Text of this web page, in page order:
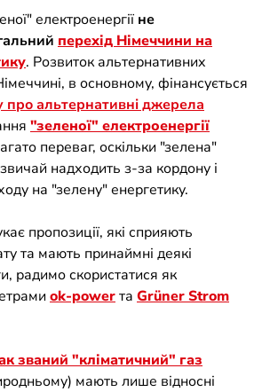
електроенергії не
перехід Німеччини на
. Розвиток альтернативних
в основному, фінансується
про альтернативні джерела
"зеленої" електроенергії
переваг, оскільки "зелена"
надходить з-за кордону і
на "зелену" енергетику.
пропозиції, які сприяють
та мають принаймні деякі
радимо скористатися як
ok-powerта Grüner Strom
званий "кліматичний" газ
мають лише відносні